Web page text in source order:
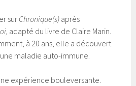
sur Chronique(s) après
adapté du livre de Claire Marin.
à 20 ans, elle a découvert
maladie auto-immune.
expérience bouleversante.